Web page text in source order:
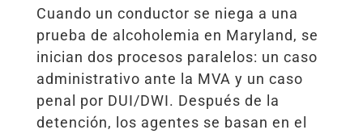
Cuando un conductor se niega a una
prueba de alcoholemia en Maryland, se
inician dos procesos paralelos: un caso
administrativo ante la MVA y un caso
penal por DUI/DWI. Después de la
detención, los agentes se basan en el